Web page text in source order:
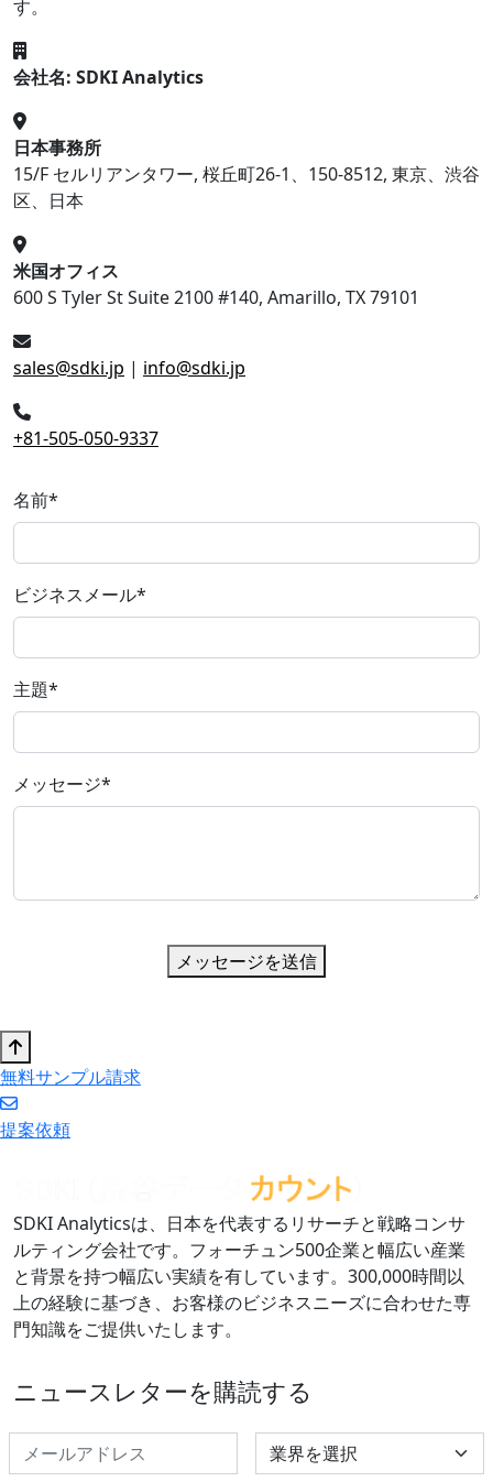
す。
会社名: SDKI Analytics
日本事務所
15/F セルリアンタワー, 桜丘町26-1、150-8512, 東京、渋谷
区、日本
米国オフィス
600 S Tyler St Suite 2100 #140, Amarillo, TX 79101
sales@sdki.jp | info@sdki.jp
+81-505-050-9337
名前*
ビジネスメール*
主題*
メッセージ*
メッセージを送信
無料サンプル請求
提案依頼
SDKI Analyticsは、日本を代表するリサーチと戦略コンサ
ルティング会社です。フォーチュン500企業と幅広い産業
と背景を持つ幅広い実績を有しています。300,000時間以
上の経験に基づき、お客様のビジネスニーズに合わせた専
門知識をご提供いたします。
ニュースレターを購読する
Select Industry